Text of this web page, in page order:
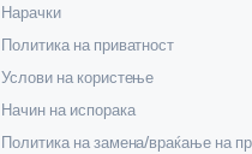
Нарачки
Политика на приватност
Услови на користење
Начин на испорака
Политика на замена/враќање на